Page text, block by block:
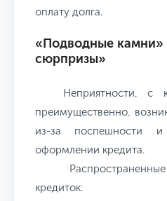
оплату долга.
«Подводные камни»
сюрпризы»
Неприятности, с
преимущественно,
из-за поспешности
оформлении кредита.
кредиток: